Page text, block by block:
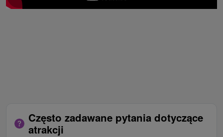
Często zadawane pytania dotyczące
atrakcji